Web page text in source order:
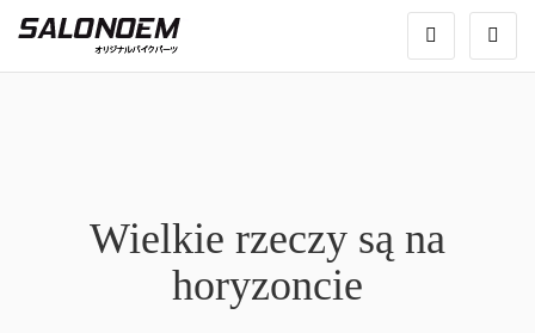
Wielkie rzeczy są na
horyzoncie